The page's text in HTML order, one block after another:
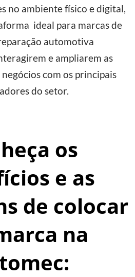
no ambiente físico e digital,
ideal para marcas de
automotiva
e ampliarem as
com os principais
do setor.
os
e as
de colocar
na